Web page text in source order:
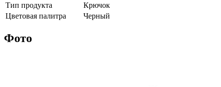
Тип продукта
Крючок
Цветовая палитра
Черный
Фото